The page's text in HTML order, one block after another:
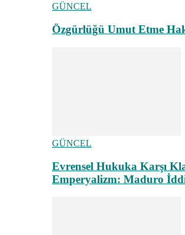
GÜNCEL
Özgürlüğü Umut Etme
GÜNCEL
Evrensel Hukuka Karşı
Emperyalizm: Maduro